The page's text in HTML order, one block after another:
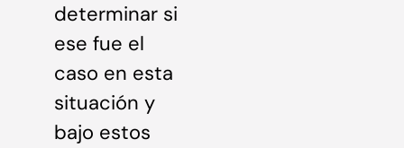
determinar si
ese fue el
caso en esta
situación y
bajo estos